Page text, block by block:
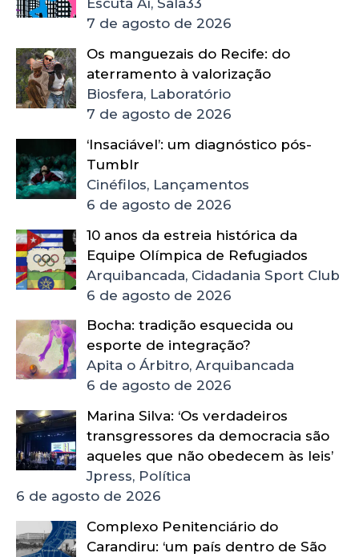
Escuta Aí, Sala33
7 de agosto de 2026
Os manguezais do Recife: do
aterramento à valorização
Biosfera, Laboratório
7 de agosto de 2026
‘Insaciável’: um diagnóstico pós-
Tumblr
Cinéfilos, Lançamentos
6 de agosto de 2026
10 anos da estreia histórica da
Equipe Olímpica de Refugiados
Arquibancada, Cidadania Sport Club
6 de agosto de 2026
Bocha: tradição esquecida ou
esporte de integração?
Apita o Árbitro, Arquibancada
6 de agosto de 2026
Marina Silva: ‘Os verdadeiros
transgressores da democracia são
aqueles que não obedecem às leis’
Jpress, Política
6 de agosto de 2026
Complexo Penitenciário do
Carandiru: ‘um país dentro de São